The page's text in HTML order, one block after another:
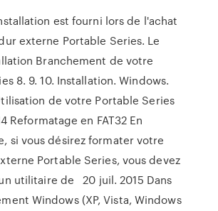
est fourni lors de l'achat
externe Portable Series. Le
Branchement de votre
8. 9. 10. Installation. Windows.
de votre Portable Series
Reformatage en FAT32 En
si vous désirez formater votre
Portable Series, vous devez
utilitaire de 20 juil. 2015 Dans
Windows (XP, Vista, Windows